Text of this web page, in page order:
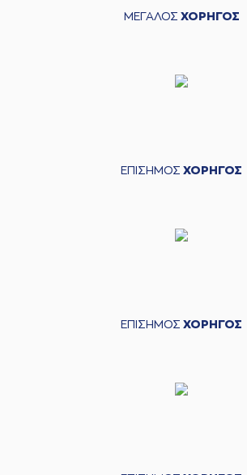
ΜΕΓΑΛΟΣ ΧΟΡΗΓΟΣ
ΕΠΙΣΗΜΟΣ ΧΟΡΗΓΟΣ
ΕΠΙΣΗΜΟΣ ΧΟΡΗΓΟΣ